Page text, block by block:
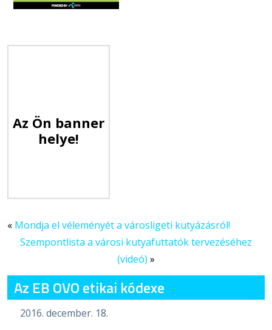
Az Ön banner
helye!
« Mondja el véleményét a városligeti kutyázásról!
Szempontlista a városi kutyafuttatók tervezéséhez
(videó) »
Az EB OVO etikai kódexe
2016. december. 18.